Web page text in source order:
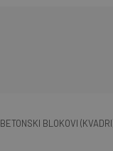
BETONSKI BLOKOVI